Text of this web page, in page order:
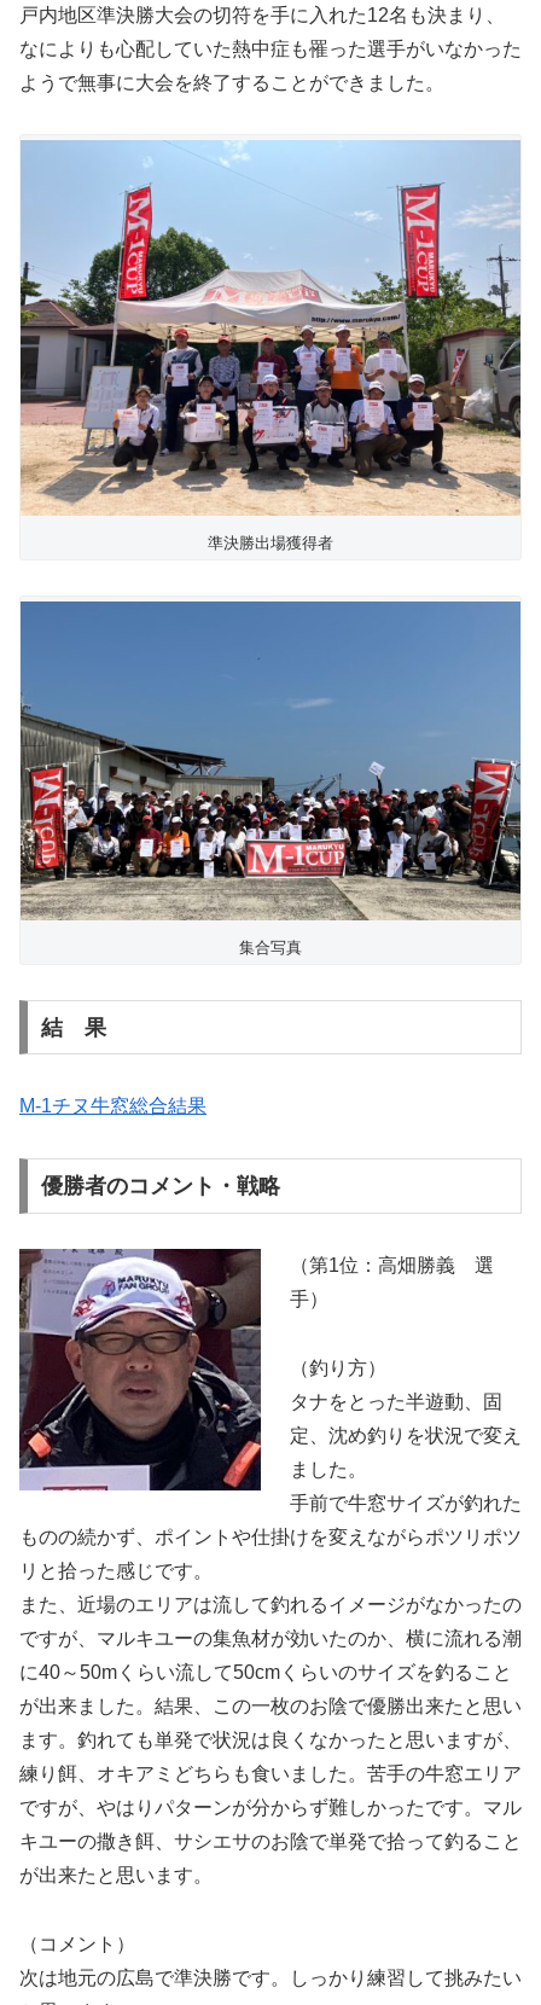
戸内地区準決勝大会の切符を手に入れた12名も決まり、
なによりも心配していた熱中症も罹った選手がいなかった
ようで無事に大会を終了することができました。
準決勝出場獲得者
集合写真
結 果
M-1チヌ牛窓総合結果
優勝者のコメント・戦略
（第1位：高畑勝義 選
手）
（釣り方）
タナをとった半遊動、固
定、沈め釣りを状況で変え
ました。
手前で牛窓サイズが釣れた
ものの続かず、ポイントや仕掛けを変えながらポツリポツ
リと拾った感じです。
また、近場のエリアは流して釣れるイメージがなかったの
ですが、マルキユーの集魚材が効いたのか、横に流れる潮
に40～50mくらい流して50cmくらいのサイズを釣ること
が出来ました。結果、この一枚のお陰で優勝出来たと思い
ます。釣れても単発で状況は良くなかったと思いますが、
練り餌、オキアミどちらも食いました。苦手の牛窓エリア
ですが、やはりパターンが分からず難しかったです。マル
キユーの撒き餌、サシエサのお陰で単発で拾って釣ること
が出来たと思います。
（コメント）
次は地元の広島で準決勝です。しっかり練習して挑みたい